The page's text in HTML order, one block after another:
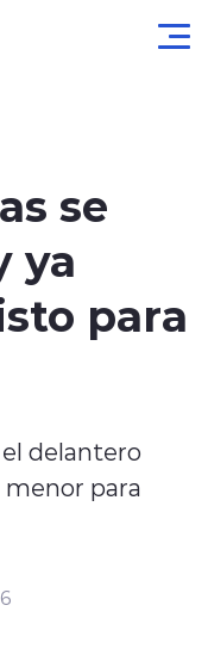
se
ya
para
delantero
para